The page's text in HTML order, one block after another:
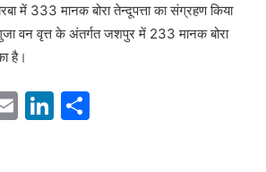
में 333 मानक बोरा तेन्दूपत्ता का संग्रहण किया
वन वृत्त के अंतर्गत जशपुर में 233 मानक बोरा
है।
E
Li